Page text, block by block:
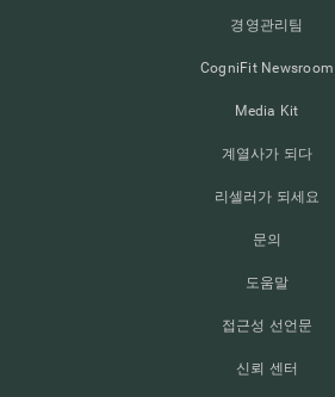
경영관리팀
CogniFit Newsroom
Media Kit
계열사가 되다
리셀러가 되세요
문의
도움말
접근성 선언문
신뢰 센터